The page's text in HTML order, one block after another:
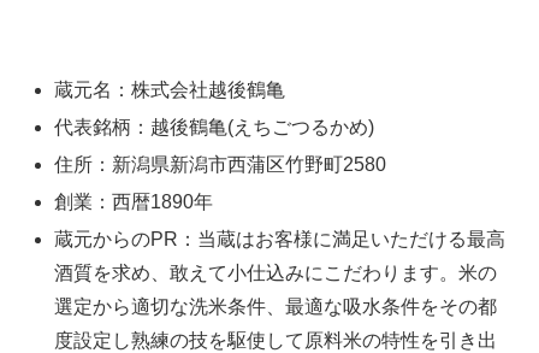
蔵元名：株式会社越後鶴亀
代表銘柄：越後鶴亀(えちごつるかめ)
住所：新潟県新潟市西蒲区竹野町2580
創業：西暦1890年
蔵元からのPR：当蔵はお客様に満足いただける最高
酒質を求め、敢えて小仕込みにこだわります。米の
選定から適切な洗米条件、最適な吸水条件をその都
度設定し熟練の技を駆使して原料米の特性を引き出